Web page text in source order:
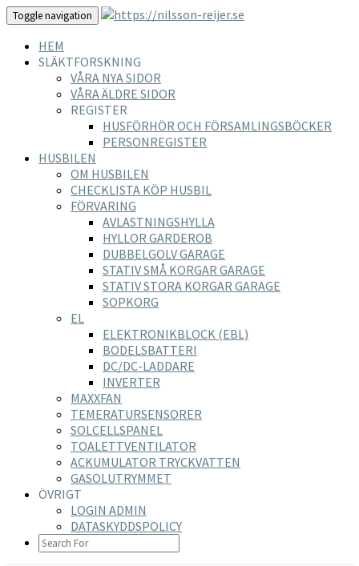
Toggle navigation
HEM
SLÄKTFORSKNING
VÅRA NYA SIDOR
VÅRA ÄLDRE SIDOR
REGISTER
HUSFÖRHÖR OCH FÖRSAMLINGSBÖCKER
PERSONREGISTER
HUSBILEN
OM HUSBILEN
CHECKLISTA KÖP HUSBIL
FÖRVARING
AVLASTNINGSHYLLA
HYLLOR GARDEROB
DUBBELGOLV GARAGE
STATIV SMÅ KORGAR GARAGE
STATIV STORA KORGAR GARAGE
SOPKORG
EL
ELEKTRONIKBLOCK (EBL)
BODELSBATTERI
DC/DC-LADDARE
INVERTER
MAXXFAN
TEMERATURSENSORER
SOLCELLSPANEL
TOALETTVENTILATOR
ACKUMULATOR TRYCKVATTEN
GASOLUTRYMMET
ÖVRIGT
LOGIN ADMIN
DATASKYDDSPOLICY
SEARCH
ICON